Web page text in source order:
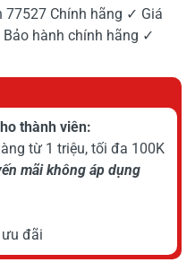
77527 Chính hãng ✓ Giá
hành chính hãng ✓
thành viên:
từ 1 triệu, tối đa 100K
mãi không áp dụng
đãi